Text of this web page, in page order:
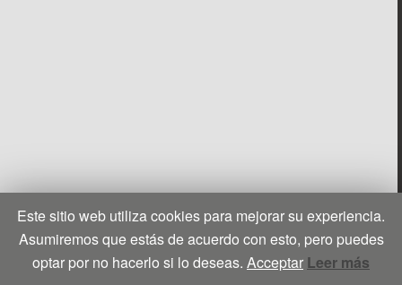
Este sitio web utiliza cookies para mejorar su experiencia.
Asumiremos que estás de acuerdo con esto, pero puedes
optar por no hacerlo si lo deseas. Acceptar Leer más